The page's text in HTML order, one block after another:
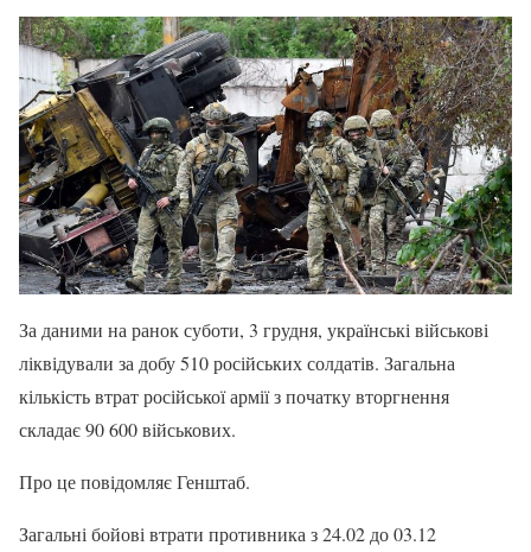
За даними на ранок суботи, 3 грудня, українські військові
ліквідували за добу 510 російських солдатів. Загальна
кількість втрат російської армії з початку вторгнення
складає 90 600 військових.
Про це повідомляє Генштаб.
Загальні бойові втрати противника з 24.02 до 03.12